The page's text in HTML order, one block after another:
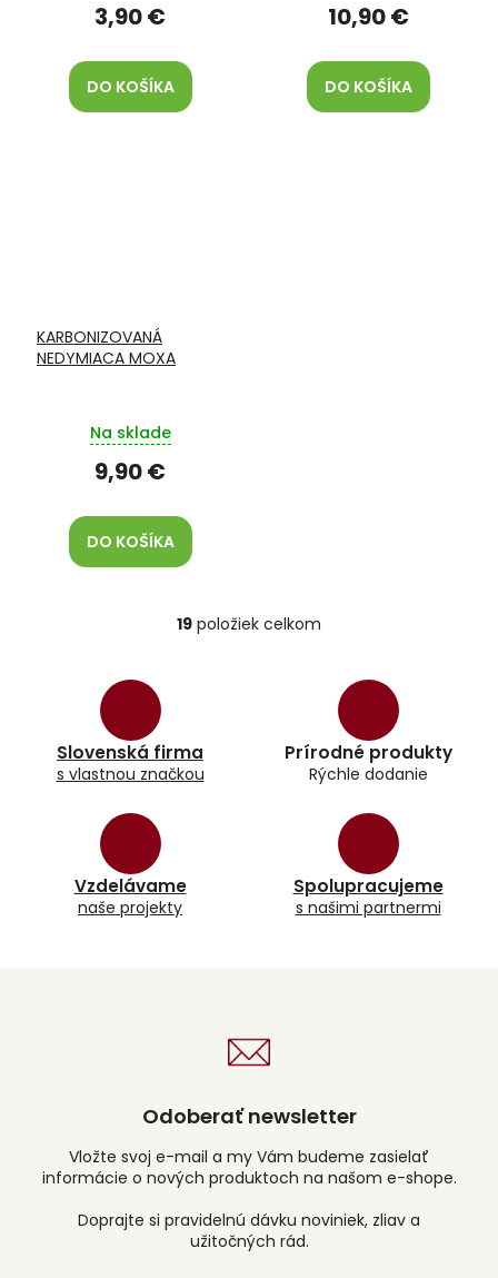
3,90 €
DO KOŠÍKA
10,90 €
DO KOŠÍKA
KARBONIZOVANÁ
NEDYMIACA MOXA
Na sklade
9,90 €
DO KOŠÍKA
O
u
19 položiek celkom
Slovenská firma
s vlastnou značkou
Prírodné produkty
Rýchle dodanie
Vzdelávame
naše projekty
Spolupracujeme
s našimi partnermi
Odoberať newsletter
Vložte svoj e-mail a my Vám budeme zasielať
informácie o nových produktoch na našom e-shope.